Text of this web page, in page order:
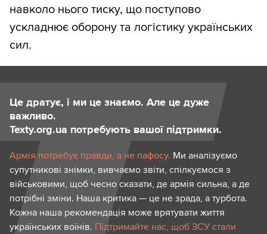
навколо нього тиску, що поступово
ускладнює оборону та логістику українських
сил.
Це дратує, і ми це знаємо. Але це дуже
важливо.
Texty.org.ua потребують вашої підтримки.
Армія потребує правди, а не пафосу. Ми аналізуємо
супутникові знімки, вивчаємо звіти, спілкуємося з
військовими, щоб чесно сказати, де армія сильна, а де
потрібні зміни. Наша критика — це не зрада, а турбота.
Кожна наша рекомендація може врятувати життя
українських воїнів. Підтримайте нас, щоб ЗСУ стали